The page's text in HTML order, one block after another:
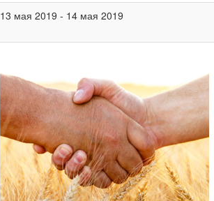
13 мая 2019 - 14 мая 2019